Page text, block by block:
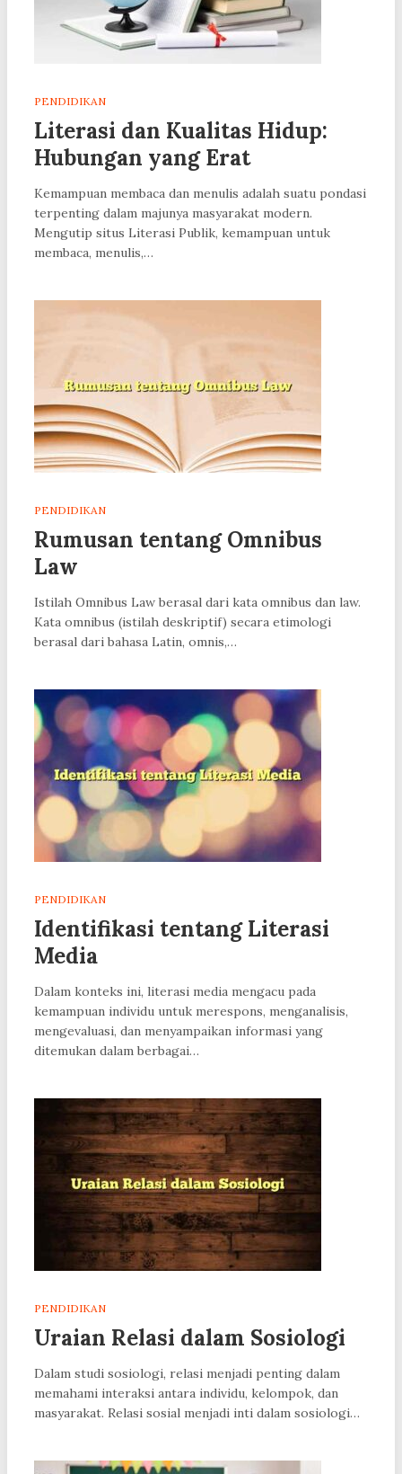
PENDIDIKAN
Literasi dan Kualitas Hidup:
Hubungan yang Erat
Kemampuan membaca dan menulis adalah suatu pondasi
terpenting dalam majunya masyarakat modern.
Mengutip situs Literasi Publik, kemampuan untuk
membaca, menulis,…
PENDIDIKAN
Rumusan tentang Omnibus
Law
Istilah Omnibus Law berasal dari kata omnibus dan law.
Kata omnibus (istilah deskriptif) secara etimologi
berasal dari bahasa Latin, omnis,…
PENDIDIKAN
Identifikasi tentang Literasi
Media
Dalam konteks ini, literasi media mengacu pada
kemampuan individu untuk merespons, menganalisis,
mengevaluasi, dan menyampaikan informasi yang
ditemukan dalam berbagai…
PENDIDIKAN
Uraian Relasi dalam Sosiologi
Dalam studi sosiologi, relasi menjadi penting dalam
memahami interaksi antara individu, kelompok, dan
masyarakat. Relasi sosial menjadi inti dalam sosiologi…